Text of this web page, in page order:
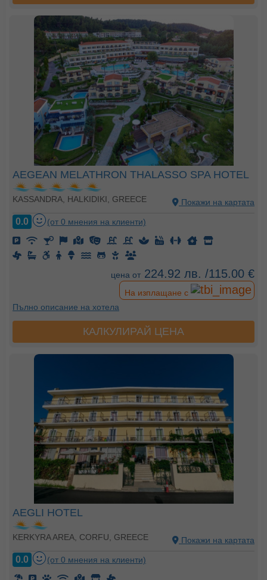
AEGEAN MELATHRON THALASSO SPA HOTEL
KASSANDRA, HALKIDIKI, GREECE Покажи на картата
0.0 (от 0 мнения на клиенти)
цена от 224.92 лв. /115.00 €
На изплащане с
Пълно описание на хотела
КАЛКУЛИРАЙ ЦЕНА
AEGLI HOTEL
KERKYRA AREA, CORFU, GREECE Покажи на картата
0.0 (от 0 мнения на клиенти)